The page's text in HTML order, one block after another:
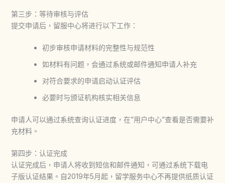
第三步：等待审核与评估
提交申请后，留服中心将进行以下工作：
初步审核申请材料的完整性与规范性
如材料有问题，会通过系统或邮件通知申请人补充
对符合要求的申请启动认证评估
必要时与颁证机构核实相关信息
申请人可以通过系统查询认证进度，在”用户中心”查看是否需要补
充材料。
第四步：认证完成
认证完成后，申请人将收到短信和邮件通知，可通过系统下载电
子版认证结果。自2019年5月起，留学服务中心不再提供纸质认证